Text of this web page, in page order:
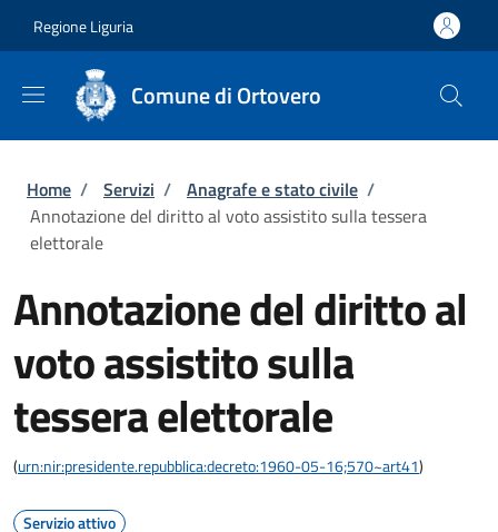
Regione Liguria
Comune di Ortovero
Briciole di pane
Home / Servizi / Anagrafe e stato civile /
Annotazione del diritto al voto assistito sulla tessera
elettorale
Annotazione del diritto al
voto assistito sulla
tessera elettorale
(urn:nir:presidente.repubblica:decreto:1960-05-16;570~art41)
Servizio attivo